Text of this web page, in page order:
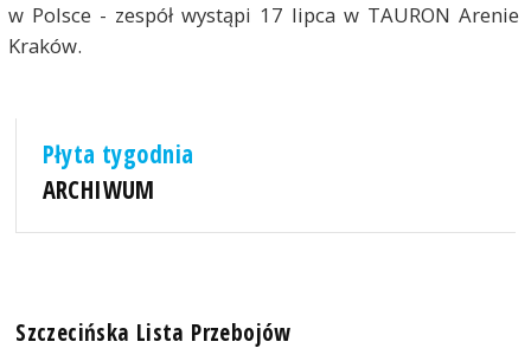
w Polsce - zespół wystąpi 17 lipca w TAURON Arenie
Kraków.
Płyta tygodnia
ARCHIWUM
Szczecińska Lista Przebojów